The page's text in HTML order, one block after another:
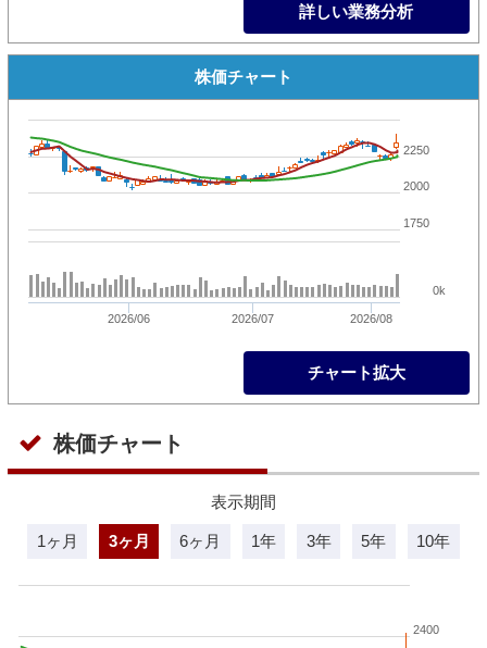
詳しい業務分析
株価チャート
2026/06 2026/07 2026/08
1750
2000
2250
0k
チャート拡大
株価チャート
表示期間
1ヶ月 3ヶ月 6ヶ月 1年 3年 5年 10年
2400